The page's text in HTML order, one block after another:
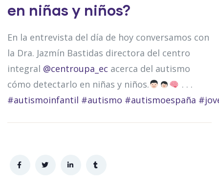
en niñas y niños?
En la entrevista del día de hoy conversamos con
la Dra. Jazmín Bastidas directora del centro
integral @centroupa_ec acerca del autismo
cómo detectarlo en niñas y niños.
. . .
#autismoinfantil #autismo #autismoespaña